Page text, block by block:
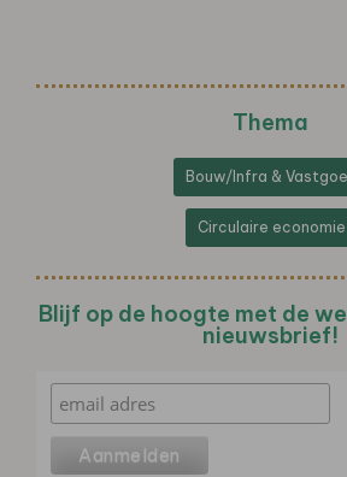
Thema
Bouw/Infra &
Circulaire economie
Blijf op de hoogte met de
nieuwsbrief!